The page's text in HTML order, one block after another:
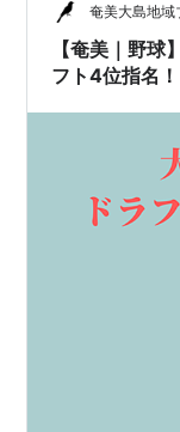
奄美大島地
【奄美｜野
フト4位指名！